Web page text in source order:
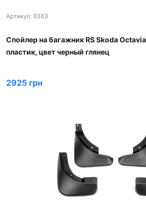
Артикул: 8363
Спойлер на багажник RS Skoda
пластик, цвет черный глянец
2925 грн